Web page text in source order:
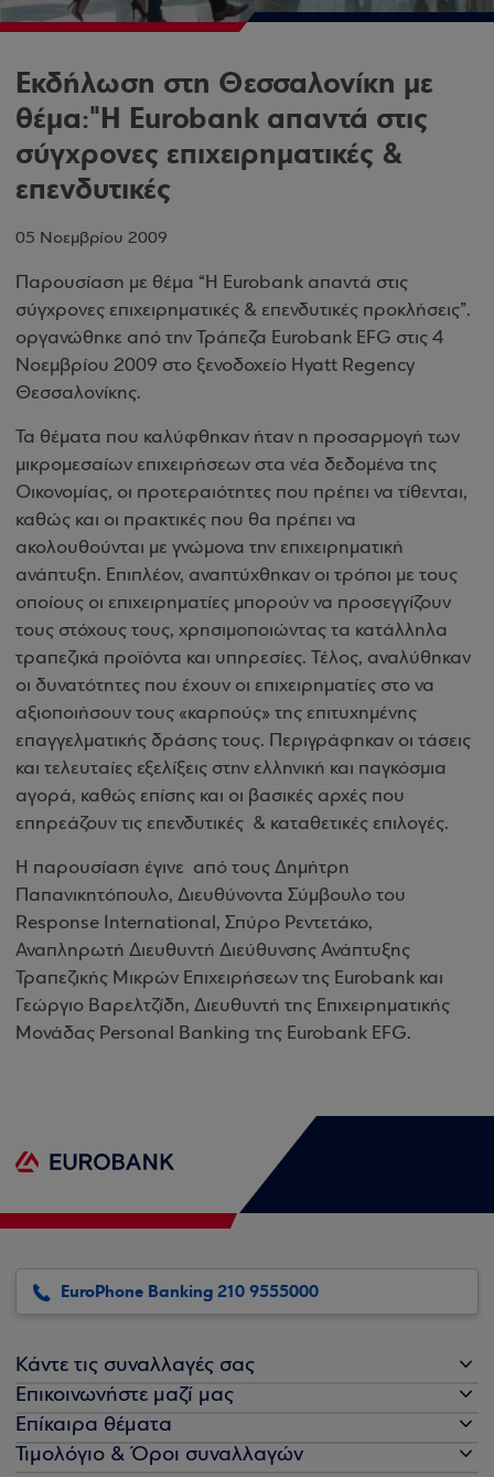
Εκδήλωση στη Θεσσαλονίκη με
θέμα:"Η Eurobank απαντά στις
σύγχρονες επιχειρηματικές &
επενδυτικές
05 Νοεμβρίου 2009
Παρουσίαση με θέμα “H Eurobank απαντά στις
σύγχρονες επιχειρηματικές & επενδυτικές προκλήσεις”.
οργανώθηκε από την Τράπεζα Eurobank EFG στις 4
Νοεμβρίου 2009 στο ξενοδοχείο Hyatt Regency
Θεσσαλονίκης.
Τα θέματα που καλύφθηκαν ήταν η προσαρμογή των
μικρομεσαίων επιχειρήσεων στα νέα δεδομένα της
Οικονομίας, οι προτεραιότητες που πρέπει να τίθενται,
καθώς και οι πρακτικές που θα πρέπει να
ακολουθούνται με γνώμονα την επιχειρηματική
ανάπτυξη. Επιπλέον, αναπτύχθηκαν οι τρόποι με τους
οποίους οι επιχειρηματίες μπορούν να προσεγγίζουν
τους στόχους τους, χρησιμοποιώντας τα κατάλληλα
τραπεζικά προϊόντα και υπηρεσίες. Τέλος, αναλύθηκαν
οι δυνατότητες που έχουν οι επιχειρηματίες στο να
αξιοποιήσουν τους «καρπούς» της επιτυχημένης
επαγγελματικής δράσης τους. Περιγράφηκαν οι τάσεις
και τελευταίες εξελίξεις στην ελληνική και παγκόσμια
αγορά, καθώς επίσης και οι βασικές αρχές που
επηρεάζουν τις επενδυτικές & καταθετικές επιλογές.
Η παρουσίαση έγινε από τους Δημήτρη
Παπανικητόπουλο, Διευθύνοντα Σύμβουλο του
Response International, Σπύρο Ρεντετάκο,
Αναπληρωτή Διευθυντή Διεύθυνσης Ανάπτυξης
Τραπεζικής Μικρών Επιχειρήσεων της Eurobank και
Γεώργιο Βαρελτζίδη, Διευθυντή της Επιχειρηματικής
Μονάδας Personal Banking της Eurobank EFG.
EuroPhone Banking 210 9555000
Κάντε τις συναλλαγές σας
Επικοινωνήστε μαζί μας
Επίκαιρα θέματα
Τιμολόγιο & Όροι συναλλαγών